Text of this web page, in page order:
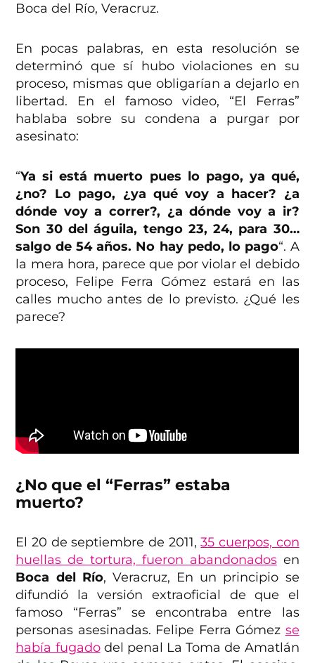
Boca del Río, Veracruz.
En pocas palabras, en esta resolución se
determinó que sí hubo violaciones en su
proceso, mismas que obligarían a dejarlo en
libertad. En el famoso video, “El Ferras”
hablaba sobre su condena a purgar por
asesinato:
“Ya si está muerto pues lo pago, ya qué,
¿no? Lo pago, ¿ya qué voy a hacer? ¿a
dónde voy a correr?, ¿a dónde voy a ir?
Son 30 del águila, tengo 23, 24, para 30…
salgo de 54 años. No hay pedo, lo pago“. A
la mera hora, parece que por violar el debido
proceso, Felipe Ferra Gómez estará en las
calles mucho antes de lo previsto. ¿Qué les
parece?
¿No que el “Ferras” estaba
muerto?
El 20 de septiembre de 2011,35 cuerpos, con
huellas de tortura, fueron abandonadosen
Boca del Río, Veracruz, En un principio se
difundió la versión extraoficial de que el
famoso “Ferras” se encontraba entre las
personas asesinadas. Felipe Ferra Gómez se
había fugadodel penal La Toma de Amatlán